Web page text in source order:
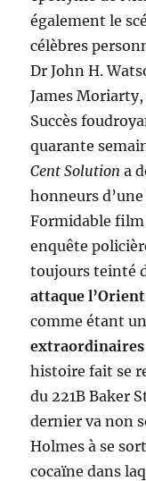
également le
célèbres
Dr John H.
James
Succès
quarante
Cent Solution a
honneurs
Formidable film
enquête
toujours teinté
attaque
comme étant
histoire fait se
du 221B Baker
dernier va non
Holmes à se
cocaïne dans